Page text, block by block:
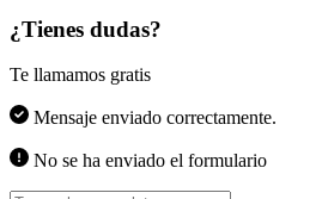
¿Tienes dudas?
Te llamamos gratis
Mensaje enviado correctamente.
No se ha enviado el formulario